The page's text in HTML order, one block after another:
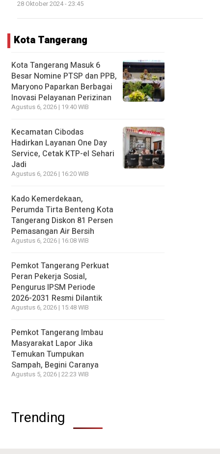
28 Oktober 2024 - 23:45
Kota Tangerang
Kota Tangerang Masuk 6
Besar Nomine PTSP dan PPB,
Maryono Paparkan Berbagai
Inovasi Pelayanan Perizinan
Agustus 6, 2026 | 19:40 WIB
Kecamatan Cibodas
Hadirkan Layanan One Day
Service, Cetak KTP-el Sehari
Jadi
Agustus 6, 2026 | 16:20 WIB
Kado Kemerdekaan,
Perumda Tirta Benteng Kota
Tangerang Diskon 81 Persen
Pemasangan Air Bersih
Agustus 6, 2026 | 16:08 WIB
Pemkot Tangerang Perkuat
Peran Pekerja Sosial,
Pengurus IPSM Periode
2026-2031 Resmi Dilantik
Agustus 6, 2026 | 15:48 WIB
Pemkot Tangerang Imbau
Masyarakat Lapor Jika
Temukan Tumpukan
Sampah, Begini Caranya
Agustus 5, 2026 | 22:23 WIB
Trending